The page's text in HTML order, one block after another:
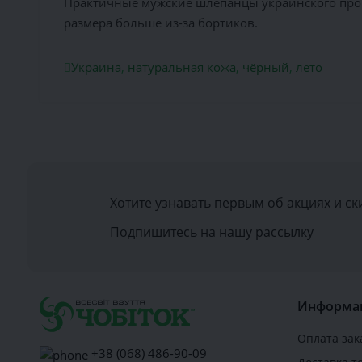
размера больше из-за бортиков.
Украина, натуральная кожа, чёрный, лето
Хотите узнавать первым об акциях и
Подпишитесь на нашу рассылку
+38 (068) 486-90-09
Оплата